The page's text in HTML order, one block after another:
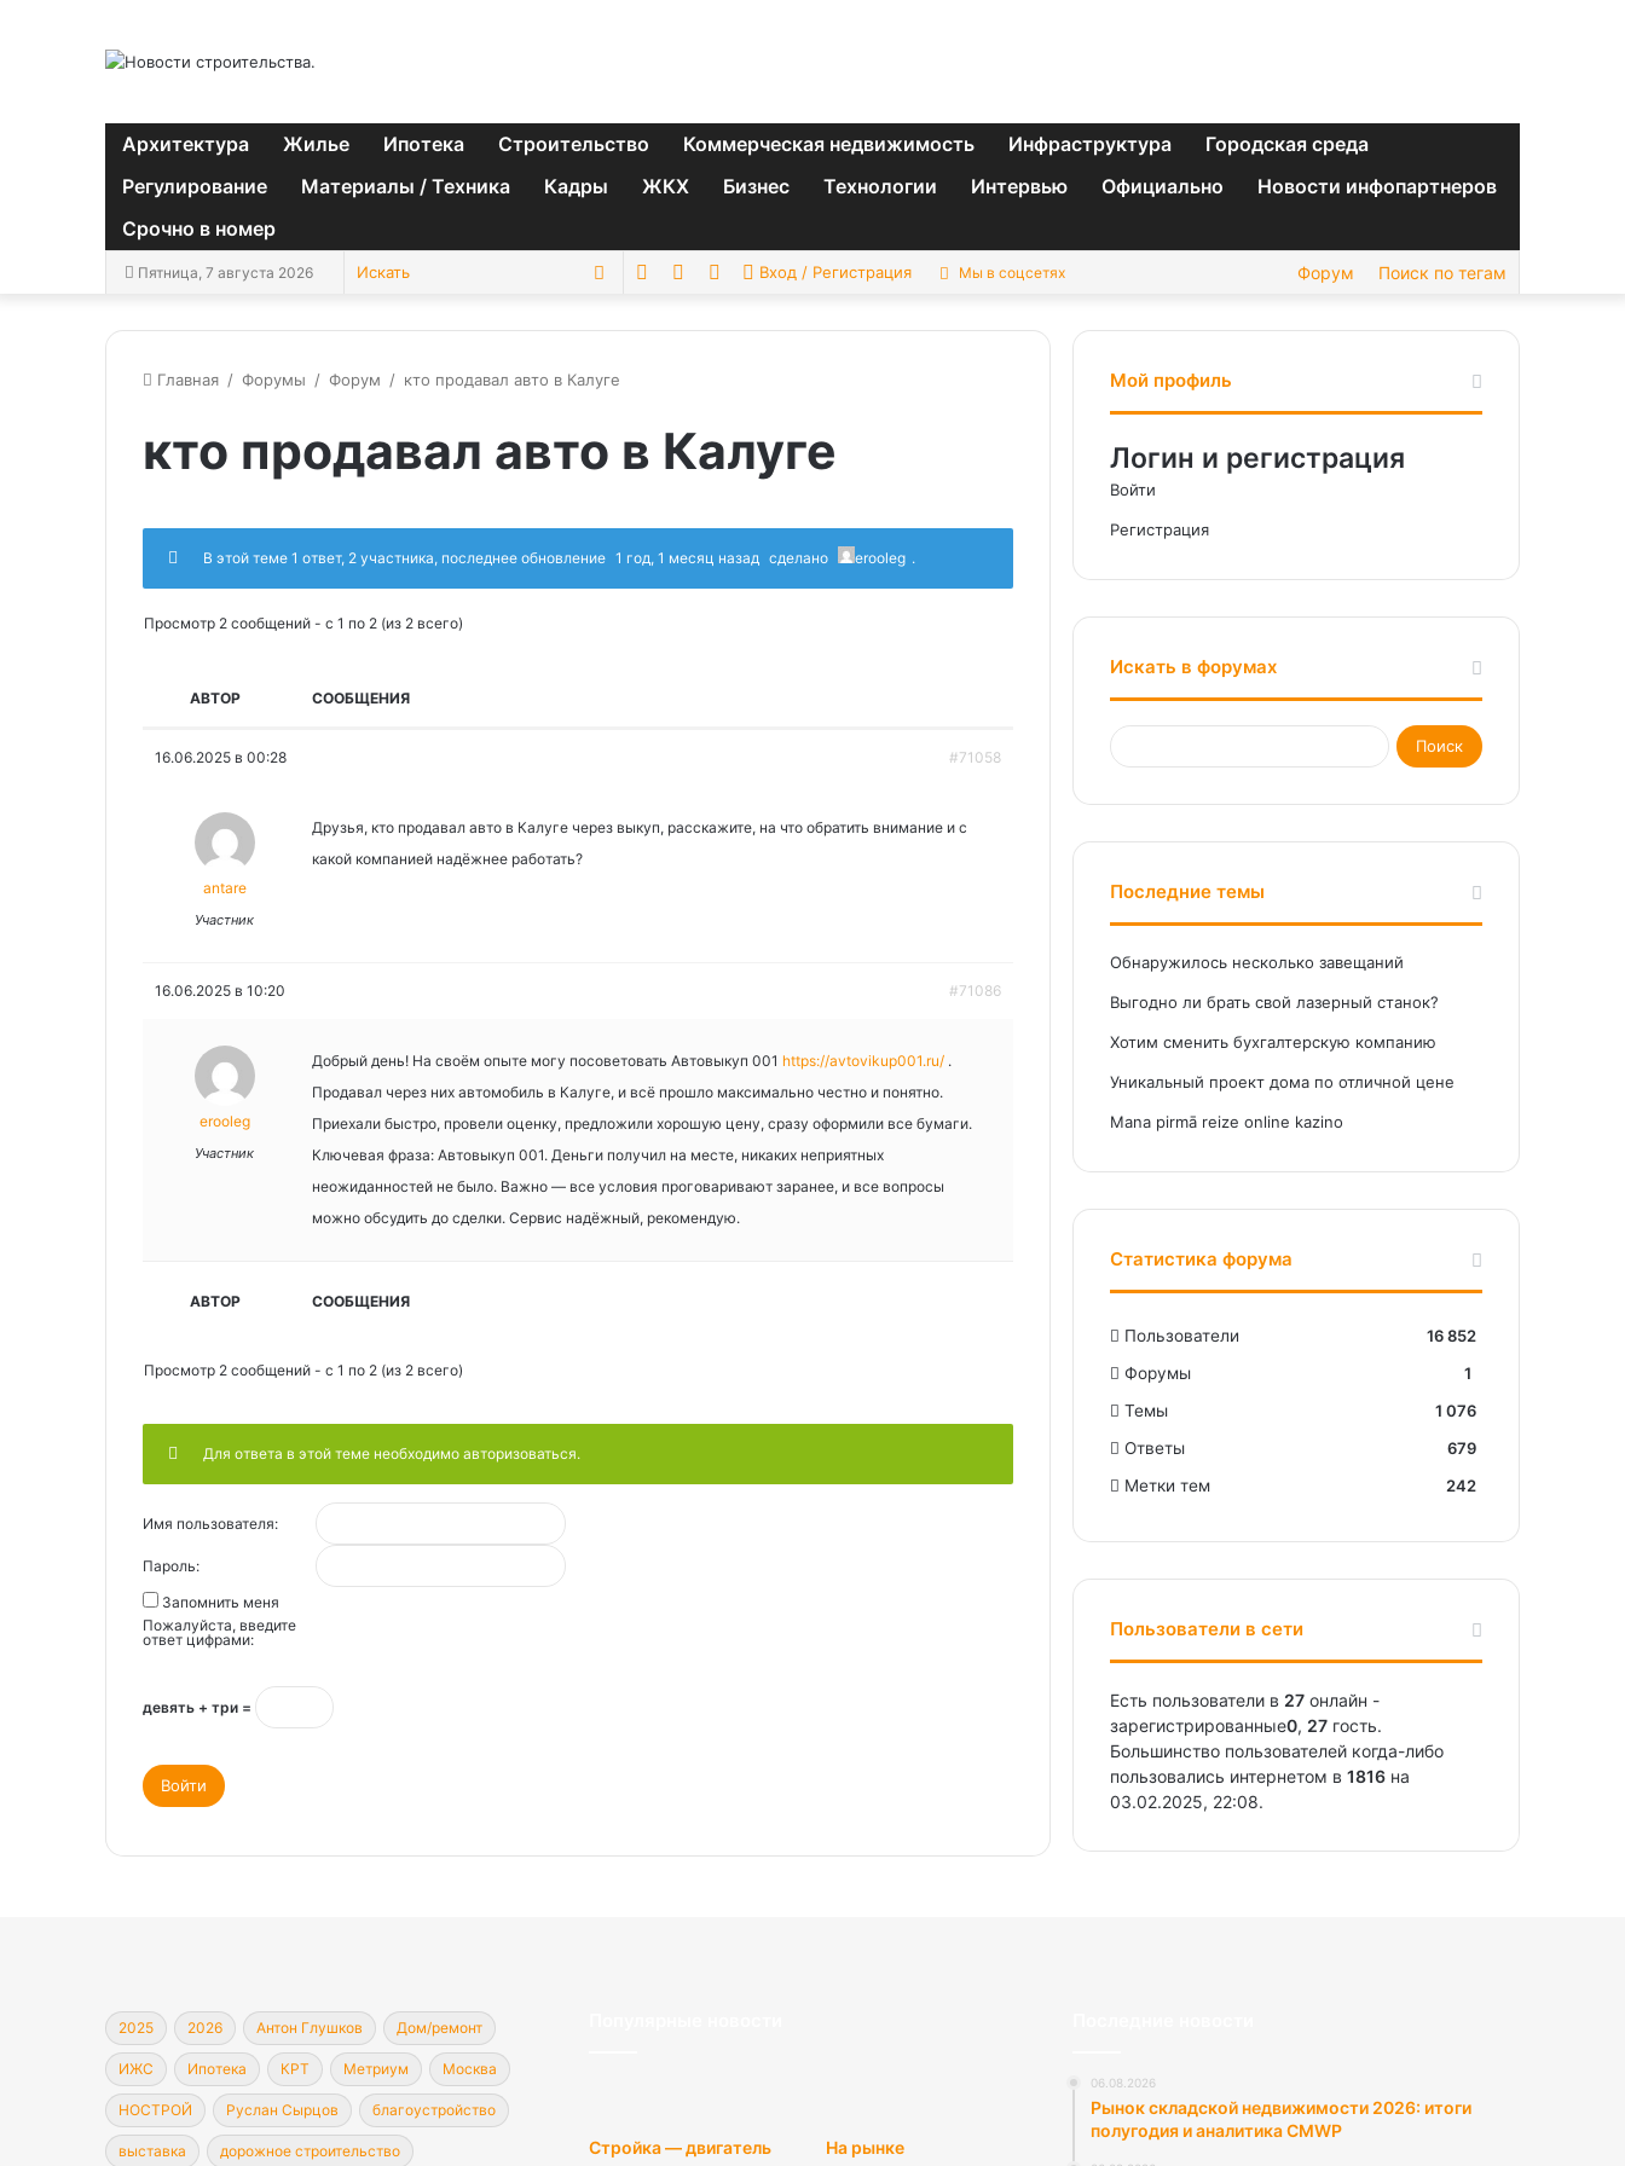
Архитектура Жилье Ипотека Строительство Коммерческая недвижимость Инфраструктура
Городская среда
Регулирование
Материалы / Техника Кадры ЖКХ Бизнес Технологии Интервью Официально
Новости инфопартнеров
Срочно в номер
Пятница, 7 августа 2026 Искать SwitchSidebarСлучайная
Вход / Регистрация Мы в соцсетях Форум Поиск по тегам
Главная / Форумы / Форум / кто продавал авто в Калуге
кто продавал авто в Калуге
В этой теме 1 ответ, 2 участника, последнее обновление 1 год, 1 месяц назад сделано erooleg .
Просмотр 2 сообщений - с 1 по 2 (из 2 всего)
АВТОР СООБЩЕНИЯ
16.06.2025 в 00:28 #71058
antare
Участник
Друзья, кто продавал авто в Калуге через выкуп, расскажите, на что обратить внимание и с
какой компанией надёжнее работать?
16.06.2025 в 10:20 #71086
erooleg
Участник
Добрый день! На своём опыте могу посоветовать Автовыкуп 001 https://avtovikup001.ru/ .
Продавал через них автомобиль в Калуге, и всё прошло максимально честно и понятно.
Приехали быстро, провели оценку, предложили хорошую цену, сразу оформили все бумаги.
Ключевая фраза: Автовыкуп 001. Деньги получил на месте, никаких неприятных
неожиданностей не было. Важно — все условия проговаривают заранее, и все вопросы
можно обсудить до сделки. Сервис надёжный, рекомендую.
АВТОР СООБЩЕНИЯ
Просмотр 2 сообщений - с 1 по 2 (из 2 всего)
Для ответа в этой теме необходимо авторизоваться.
Имя пользователя:
Пароль:
Запомнить меня
Пожалуйста, введите
ответ цифрами:
девять + три =
Войти
Мой профиль
Логин и регистрация
Войти
Регистрация
Искать в форумах
Последние темы
Обнаружилось несколько завещаний
Выгодно ли брать свой лазерный станок?
Хотим сменить бухгалтерскую компанию
Уникальный проект дома по отличной цене
Mana pirmā reize online kazino
Статистика форума
Пользователи
16 852
Форумы
1
Темы
1 076
Ответы
679
Метки тем
242
Пользователи в сети
Есть пользователи в 27 онлайн -
зарегистрированные0, 27 гость.
Большинство пользователей когда-либо
пользовались интернетом в1816 на
03.02.2025, 22:08.
2025 2026 Антон Глушков Дом/ремонт
ИЖС Ипотека КРТ Метриум Москва
НОСТРОЙ Руслан Сырцов благоустройство
выставка дорожное строительство
Стройка — двигатель
На рынке
06.08.2026
Рынок складской недвижимости 2026: итоги
полугодия и аналитика CMWP